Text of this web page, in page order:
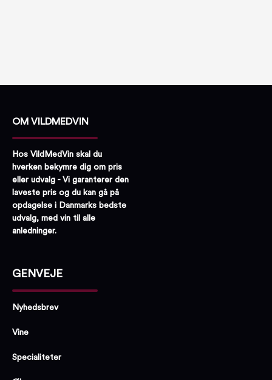
OM VILDMEDVIN
Hos VildMedVin skal du
hverken bekymre dig om pris
eller udvalg - Vi garanterer den
laveste pris og du kan gå på
opdagelse i Danmarks bedste
udvalg, med vin til alle
anledninger.
GENVEJE
Nyhedsbrev
Vine
Specialiteter